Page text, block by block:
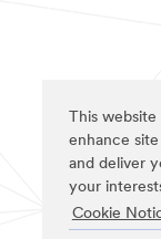
This
enhance
and deliver
your
Cookie